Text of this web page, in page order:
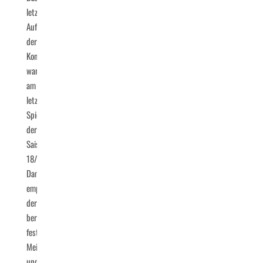
letzte
Aufeinandertreffen
der
Kontrahenten
war
am
letzten
Spieltag
der
Saison
18/19.
Damals
empfing
der
bereits
feststehende
Meister